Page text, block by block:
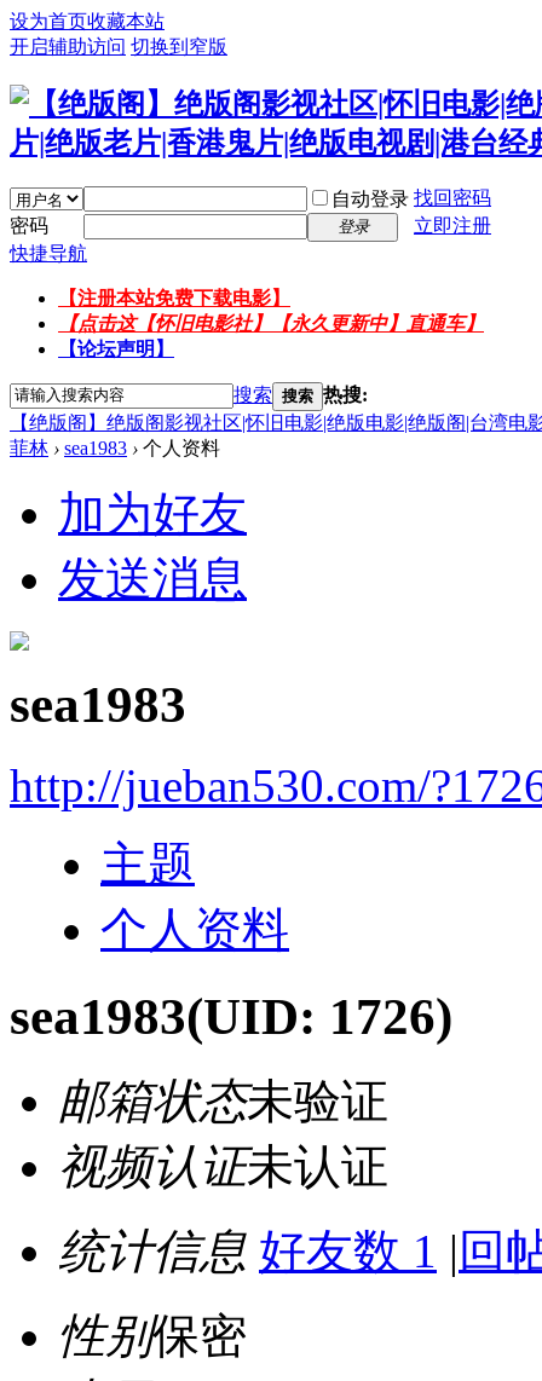
设为首页收藏本站
开启辅助访问 切换到窄版
自动登录 找回密码
密码
登录
立即注册
快捷导航
【注册本站免费下载电影】
【点击这【怀旧电影社】【永久更新中】直通车】
【论坛声明】
搜索 搜索 热搜:
【绝版阁】绝版阁影视社区|怀旧电影|绝版电影|绝版阁|台湾
菲林 › sea1983 › 个人资料
加为好友
发送消息
sea1983
http://jueban530.com/
主题
个人资料
sea1983(UID: 1726)
邮箱状态未验证
视频认证未认证
统计信息 好友数 1 | 回
性别保密